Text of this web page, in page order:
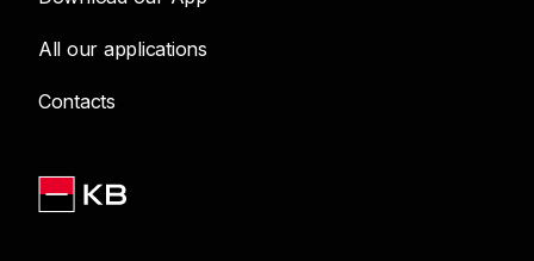
All our applications
Contacts